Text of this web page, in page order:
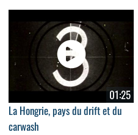
01:25
La Hongrie, pays du drift et du
carwash